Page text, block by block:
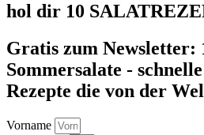
hol dir 10
Gratis zum Newsletter:
Sommersalate -
Rezepte die von der
Vorname